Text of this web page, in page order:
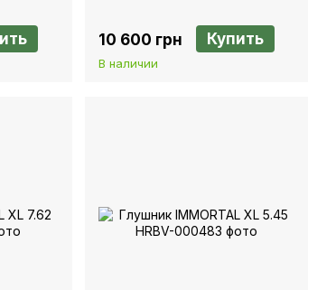
10 600 грн Купить
В наличии